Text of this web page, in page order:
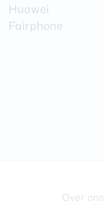
Huawei
Fairphone
Over ons